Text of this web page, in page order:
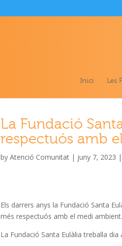
Inici Les
La Fundació
respectuós amb
byAtenció Comunitat | juny 7, 2023 |
Els darrers anys la Fundació Santa
més respectuós amb el medi ambient.
La Fundació Santa Eulàlia treballa